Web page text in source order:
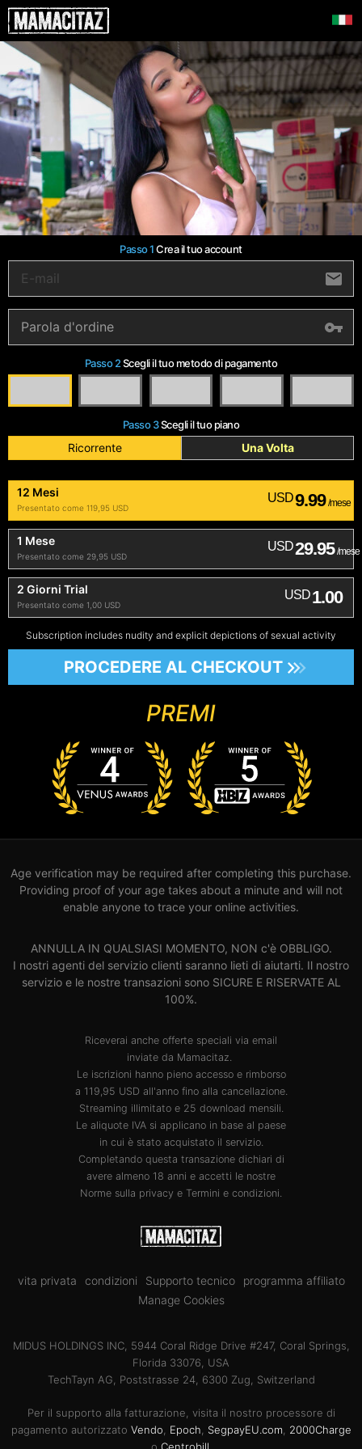
Passo 1Crea il tuo account
Passo 2Scegli il tuo metodo di pagamento
Passo 3Scegli il tuo piano
Ricorrente Una Volta
12 Mesi
Presentato come 119,95 USD
USD9.99 /mese
1 Mese
Presentato come 29,95 USD
USD29.95 /mese
2 Giorni Trial
Presentato come 1,00 USD
USD1.00
Subscription includes nudity and explicit depictions of sexual activity
PROCEDERE AL CHECKOUT
PREMI
Age verification may be required after completing this purchase.
Providing proof of your age takes about a minute and will not
enable anyone to trace your online activities.
ANNULLA IN QUALSIASI MOMENTO, NON c'è OBBLIGO.
I nostri agenti del servizio clienti saranno lieti di aiutarti. Il nostro
servizio e le nostre transazioni sono SICURE E RISERVATE AL
100%.
Riceverai anche offerte speciali via email
inviate da Mamacitaz.
Le iscrizioni hanno pieno accesso e rimborso
a 119,95 USD all'anno fino alla cancellazione.
Streaming illimitato e 25 download mensili.
Le aliquote IVA si applicano in base al paese
in cui è stato acquistato il servizio.
Completando questa transazione dichiari di
avere almeno 18 anni e accetti le nostre
Norme sulla privacy e Termini e condizioni
vita privata condizioni Supporto tecnico
programma affiliato
Manage Cookies
MIDUS HOLDINGS INC, 5944 Coral Ridge Drive #247, Coral Springs,
Florida 33076, USA
TechTayn AG, Poststrasse 24, 6300 Zug, Switzerland
Per il supporto alla fatturazione, visita il nostro processore di
pagamento autorizzato Vendo Epoch SegpayEU.com
2000Charge
o Centrobill